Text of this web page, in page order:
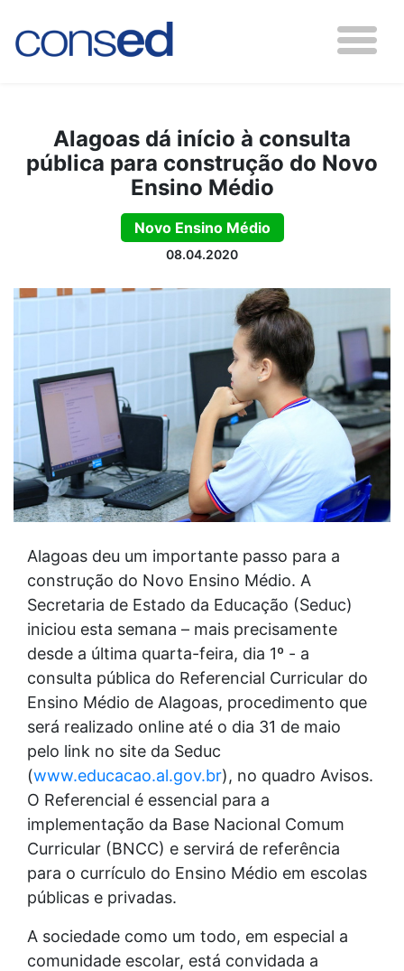
Alagoas dá início à consulta
pública para construção do Novo
Ensino Médio
Novo Ensino Médio
08.04.2020
Alagoas deu um importante passo para a
construção do Novo Ensino Médio. A
Secretaria de Estado da Educação (Seduc)
iniciou esta semana – mais precisamente
desde a última quarta-feira, dia 1º - a
consulta pública do Referencial Curricular do
Ensino Médio de Alagoas, procedimento que
será realizado online até o dia 31 de maio
pelo link no site da Seduc
(www.educacao.al.gov.br), no quadro Avisos.
O Referencial é essencial para a
implementação da Base Nacional Comum
Curricular (BNCC) e servirá de referência
para o currículo do Ensino Médio em escolas
públicas e privadas.
A sociedade como um todo, em especial a
comunidade escolar, está convidada a